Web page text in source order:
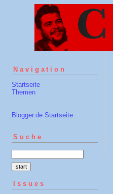
Navigation
Startseite
Themen
Blogger.de Startseite
Suche
Issues